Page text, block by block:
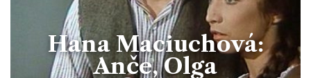
Hana Maciuchová:
Anče, Olga